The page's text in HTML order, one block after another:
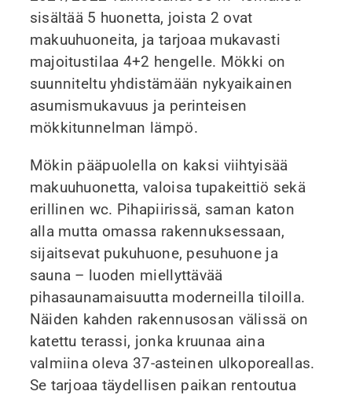
sisältää 5 huonetta, joista 2 ovat
makuuhuoneita, ja tarjoaa mukavasti
majoitustilaa 4+2 hengelle. Mökki on
suunniteltu yhdistämään nykyaikainen
asumismukavuus ja perinteisen
mökkitunnelman lämpö.
Mökin pääpuolella on kaksi viihtyisää
makuuhuonetta, valoisa tupakeittiö sekä
erillinen wc. Pihapiirissä, saman katon
alla mutta omassa rakennuksessaan,
sijaitsevat pukuhuone, pesuhuone ja
sauna – luoden miellyttävää
pihasaunamaisuutta moderneilla tiloilla.
Näiden kahden rakennusosan välissä on
katettu terassi, jonka kruunaa aina
valmiina oleva 37-asteinen ulkoporeallas.
Se tarjoaa täydellisen paikan rentoutua